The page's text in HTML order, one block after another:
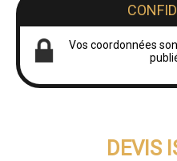
Vos coordonnées
DEVIS